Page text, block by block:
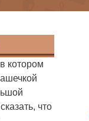
котором
что